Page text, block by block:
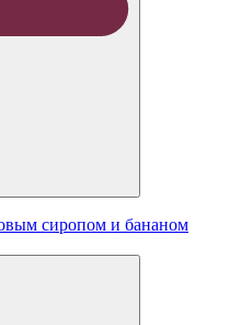
сиропом и бананом